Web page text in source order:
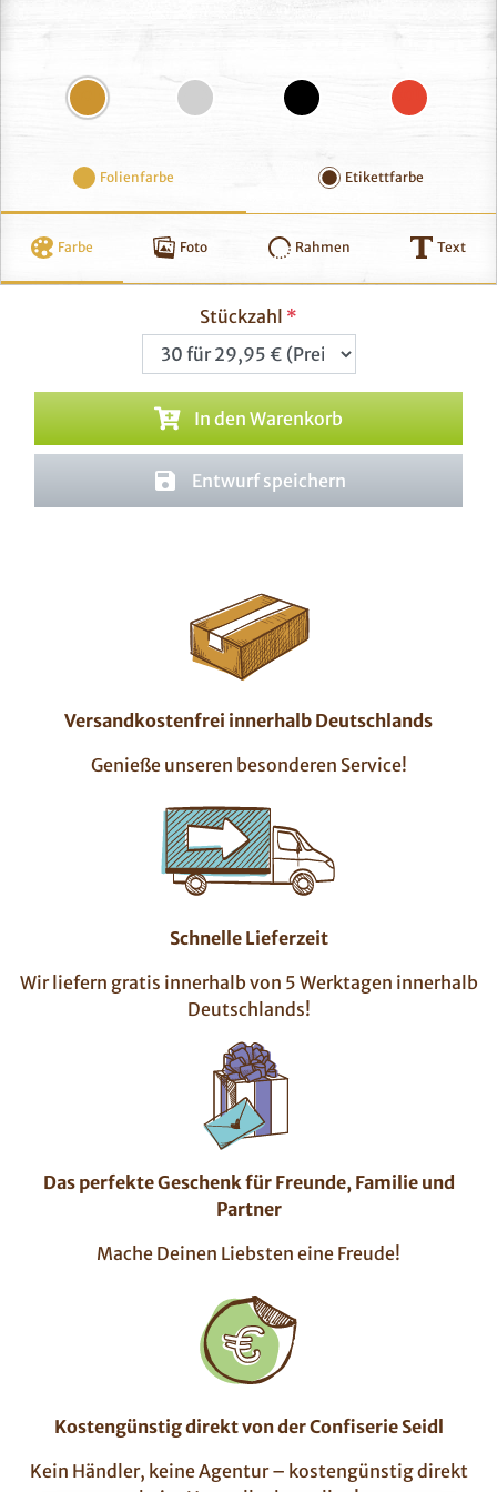
Gold Silber Schwarz Rot
Folienfarbe Etikettfarbe
Farbe Foto Rahmen Text
Stückzahl
In den Warenkorb
Entwurf speichern
Versandkostenfrei innerhalb Deutschlands
Genieße unseren besonderen Service!
Schnelle Lieferzeit
Wir liefern gratis innerhalb von 5 Werktagen innerhalb
Deutschlands!
Das perfekte Geschenk für Freunde, Familie und
Partner
Mache Deinen Liebsten eine Freude!
Kostengünstig direkt von der Confiserie Seidl
Kein Händler, keine Agentur – kostengünstig direkt